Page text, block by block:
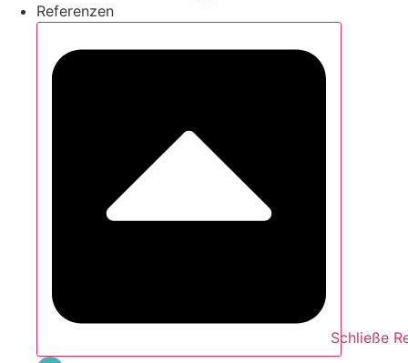
Referenzen
Schließe